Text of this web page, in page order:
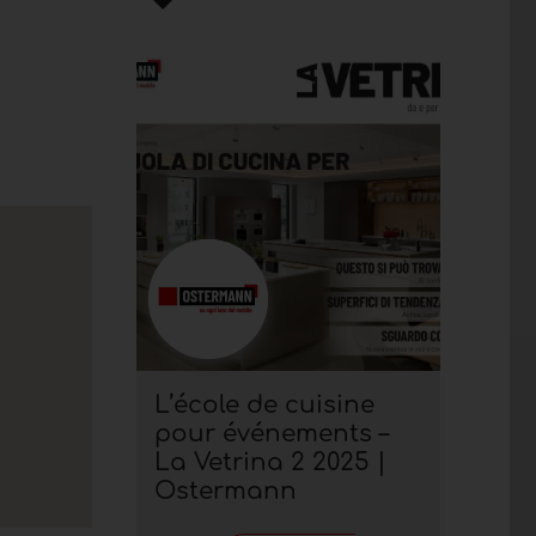
L’école de cuisine
pour événements –
La Vetrina 2 2025 |
Ostermann